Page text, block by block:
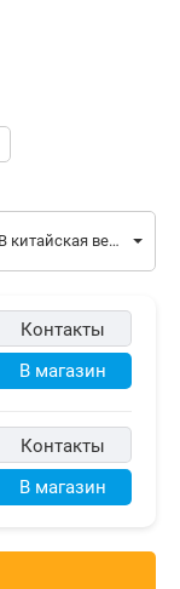
Смартфон HONOR 500 Pro 12GB/512GB китайская версия (звездно-розовый)
Контакты
В магазин
Контакты
В магазин